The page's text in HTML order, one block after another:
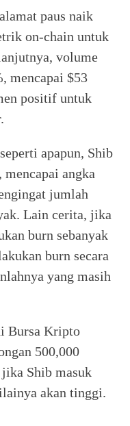
paus naik
on-chain untuk
volume
mencapai $53
positif untuk
apapun, Shib
angka
jumlah
Lain cerita, jika
burn sebanyak
burn secara
yang masih
Bursa Kripto
500,000
Shib masuk
akan tinggi.